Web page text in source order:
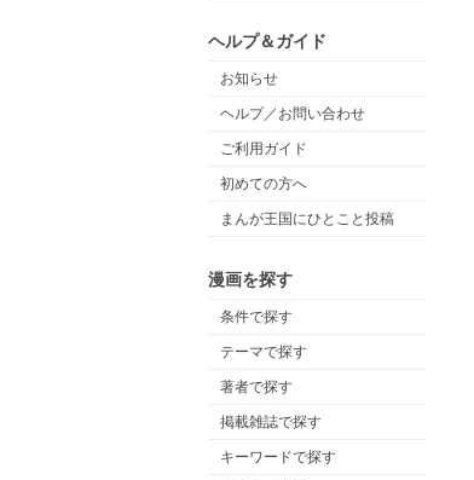
ヘルプ＆ガイド
お知らせ
ヘルプ／お問い合わせ
ご利用ガイド
初めての方へ
まんが王国にひとこと投稿
漫画を探す
条件で探す
テーマで探す
著者で探す
掲載雑誌で探す
キーワードで探す